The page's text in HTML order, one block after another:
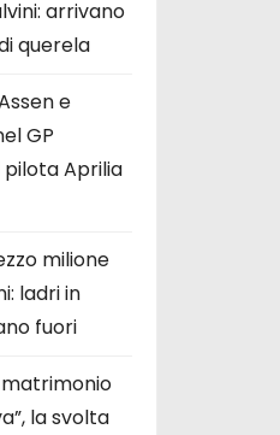
arrivano
querela
e
GP
pilota Aprilia
milione
ladri in
fuori
matrimonio
la svolta